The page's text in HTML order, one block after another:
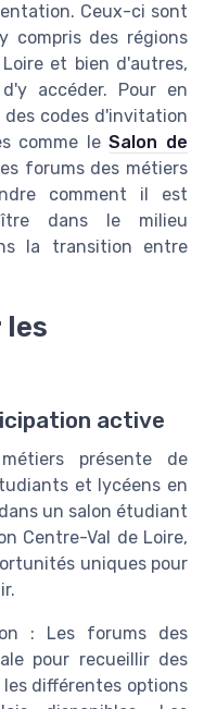
Ceux-ci sont
compris des régions
et bien d'autres,
accéder. Pour en
codes d'invitation
comme leSalon de
forums des métiers
comment il est
dans le milieu
la transition entre
les
active
présente de
et lycéens en
un salon étudiant
Centre-Val de Loire,
uniques pour
: Les forums des
pour recueillir des
différentes options